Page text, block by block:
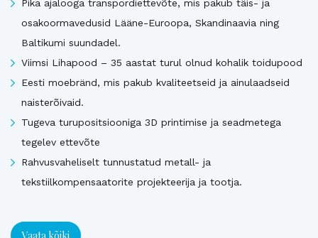
Pika ajalooga transpordiettevõte, mis pakub täis- ja
osakoormavedusid Lääne-Euroopa, Skandinaavia ning
Baltikumi suundadel.
Viimsi Lihapood – 35 aastat turul olnud kohalik toidupood
Eesti moebränd, mis pakub kvaliteetseid ja ainulaadseid
naisterõivaid.
Tugeva turupositsiooniga 3D printimise ja seadmetega
tegelev ettevõte
Rahvusvaheliselt tunnustatud metall- ja
tekstiilkompensaatorite projekteerija ja tootja.
Vaata kõiki